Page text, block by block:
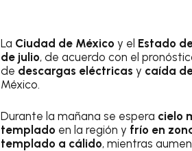
La Ciudad de México y el Estado
de julio, de acuerdo con el
de descargas eléctricas y caída
México.
Durante la mañana se espera cielo
templado en la región y frío en
templado a cálido, mientras